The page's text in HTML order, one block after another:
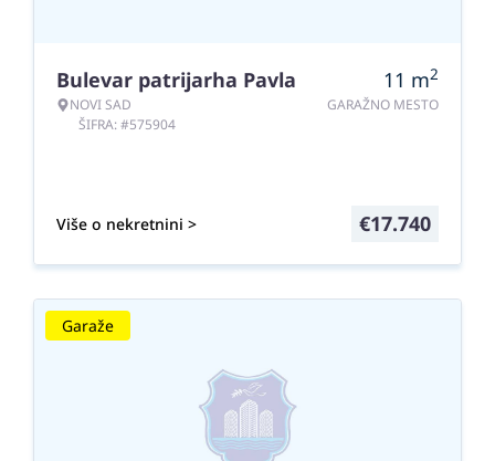
Bulevar patrijarha Pavla
NOVI SAD
ŠIFRA: #575904
11 m2
GARAŽNO MESTO
Više o nekretnini > €17.740
Garaže